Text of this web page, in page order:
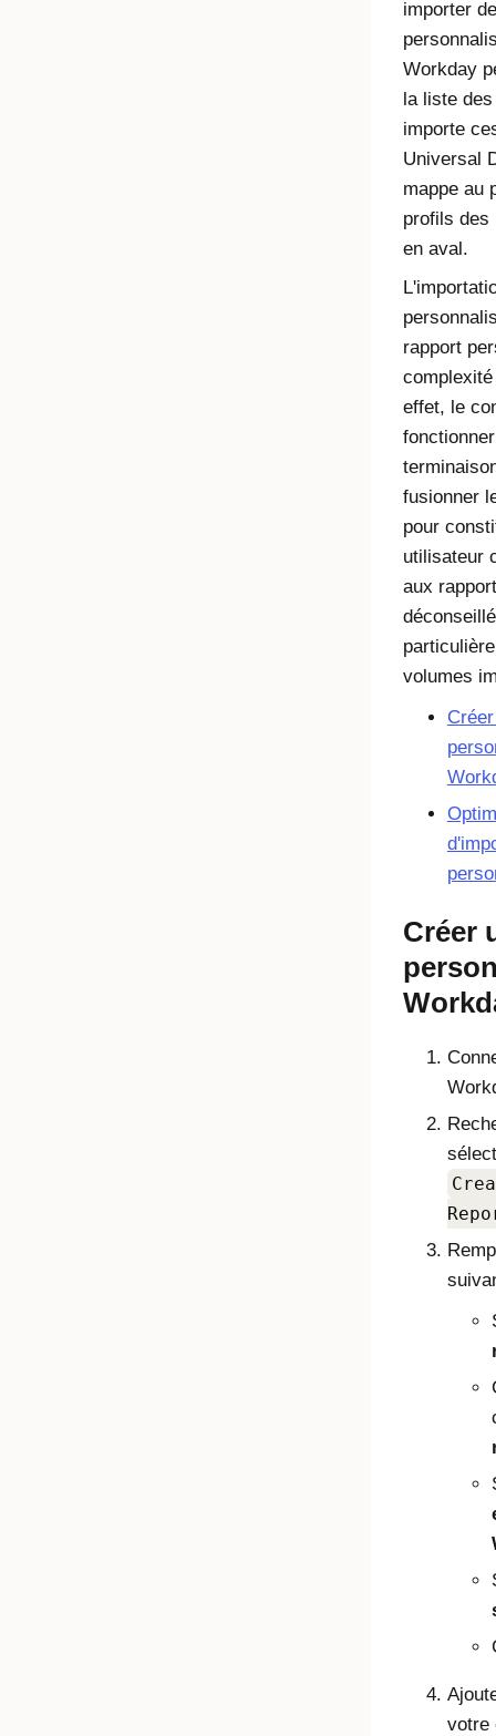
importer
Workday
la liste
importe
Universal
mappe au
profils des
en aval.
rapport
effet, le
fusionner
pour
utilisateur
aux
volumes
Créer
votre